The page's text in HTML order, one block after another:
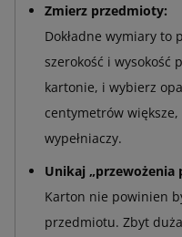
Zmierz przedmioty:
Dokładne wymiary to
szerokość i wysokość
kartonie, i wybierz
centymetrów
wypełniaczy.
Unikaj „przewożenia
Karton nie powinien
przedmiotu. Zbyt